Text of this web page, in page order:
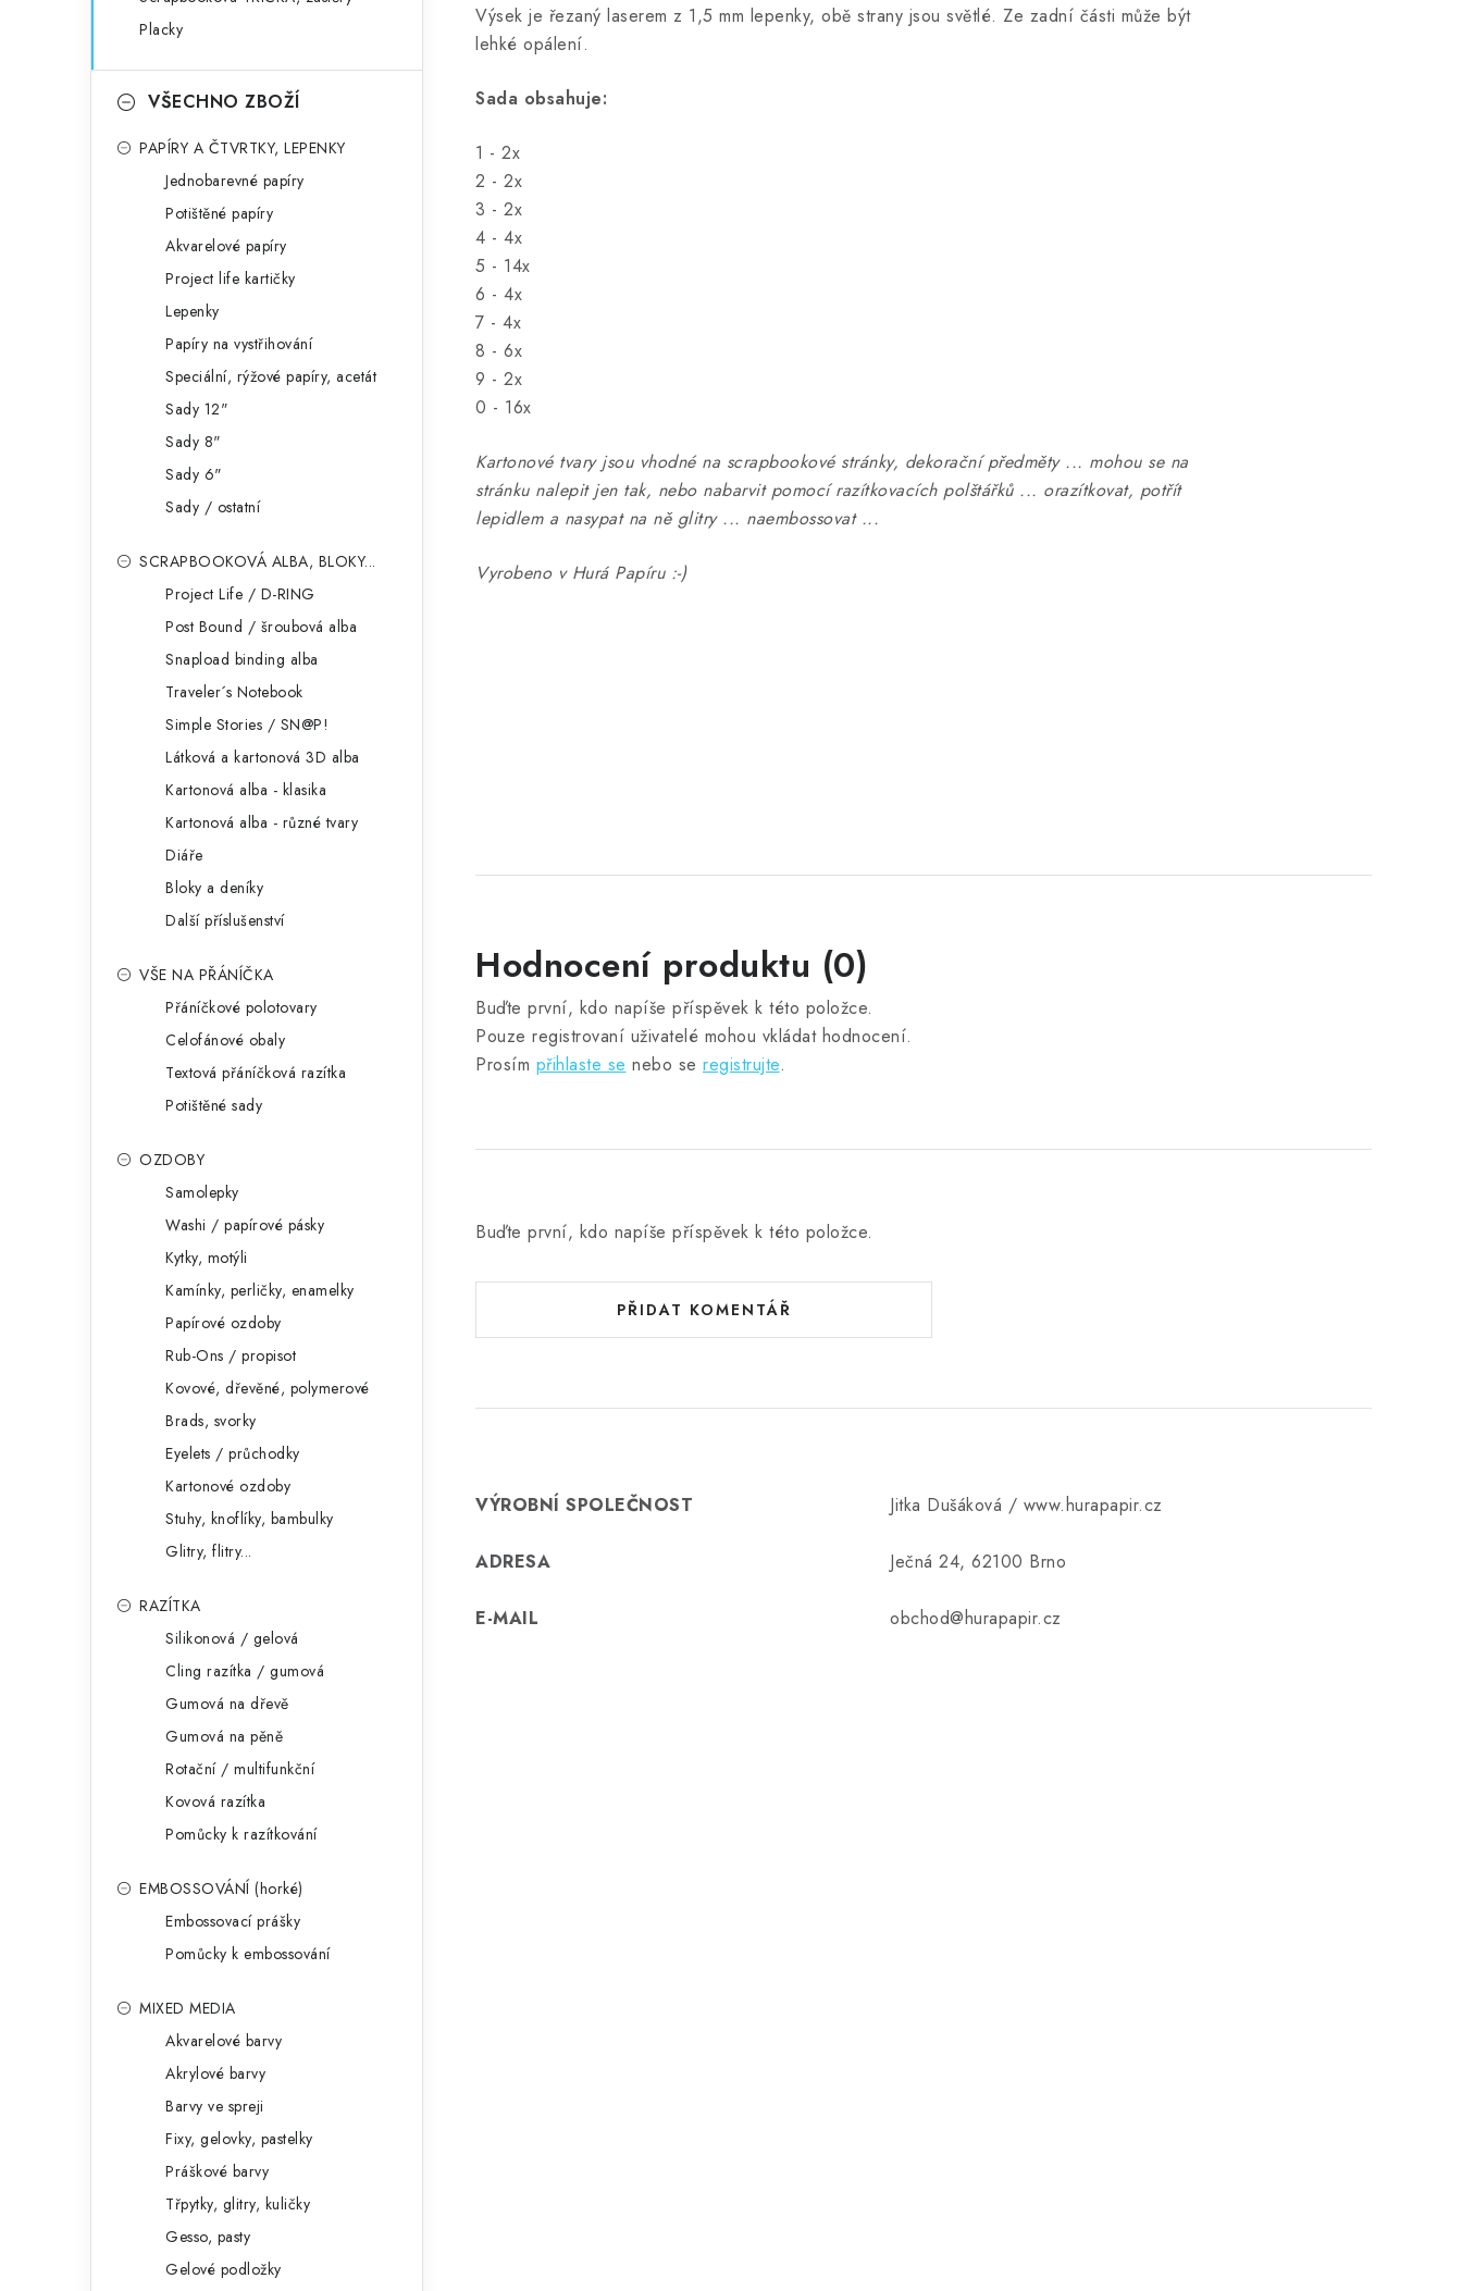
Placky
VŠECHNO ZBOŽÍ
PAPÍRY A ČTVRTKY, LEPENKY
Jednobarevné papíry
Potištěné papíry
Akvarelové papíry
Project life kartičky
Lepenky
Papíry na vystřihování
Speciální, rýžové papíry, acetát
Sady 12"
Sady 8"
Sady 6"
Sady / ostatní
SCRAPBOOKOVÁ ALBA, BLOKY...
Project Life / D-RING
Post Bound / šroubová alba
Snapload binding alba
Traveler´s Notebook
Simple Stories / SN@P!
Látková a kartonová 3D alba
Kartonová alba - klasika
Kartonová alba - různé tvary
Diáře
Bloky a deníky
Další příslušenství
VŠE NA PŘÁNÍČKA
Přáníčkové polotovary
Celofánové obaly
Textová přáníčková razítka
Potištěné sady
OZDOBY
Samolepky
Washi / papírové pásky
Kytky, motýli
Kamínky, perličky, enamelky
Papírové ozdoby
Rub-Ons / propisot
Kovové, dřevěné, polymerové
Brads, svorky
Eyelets / průchodky
Kartonové ozdoby
Stuhy, knoflíky, bambulky
Glitry, flitry...
RAZÍTKA
Silikonová / gelová
Cling razítka / gumová
Gumová na dřevě
Gumová na pěně
Rotační / multifunkční
Kovová razítka
Pomůcky k razítkování
EMBOSSOVÁNÍ (horké)
Embossovací prášky
Pomůcky k embossování
MIXED MEDIA
Akvarelové barvy
Akrylové barvy
Barvy ve spreji
Fixy, gelovky, pastelky
Práškové barvy
Třpytky, glitry, kuličky
Gesso, pasty
Gelové podložky
Výsek je řezaný laserem z 1,5 mm lepenky, obě strany jsou světlé. Ze zadní části může být
lehké opálení.
Sada obsahuje:
1 - 2x
2 - 2x
3 - 2x
4 - 4x
5 - 14x
6 - 4x
7 - 4x
8 - 6x
9 - 2x
0 - 16x
Kartonové tvary jsou vhodné na scrapbookové stránky, dekorační předměty ... mohou se na
stránku nalepit jen tak, nebo nabarvit pomocí razítkovacích polštářků ... orazítkovat, potřít
lepidlem a nasypat na ně glitry ... naembossovat ...
Vyrobeno v Hurá Papíru :-)
Hodnocení produktu (0)
Buďte první, kdo napíše příspěvek k této položce.
Pouze registrovaní uživatelé mohou vkládat hodnocení.
Prosím přihlaste se nebo se registrujte.
Buďte první, kdo napíše příspěvek k této položce.
PŘIDAT KOMENTÁŘ
VÝROBNÍ SPOLEČNOST Jitka Dušáková / www.hurapapir.cz
ADRESA Ječná 24, 62100 Brno
E-MAIL obchod@hurapapir.cz